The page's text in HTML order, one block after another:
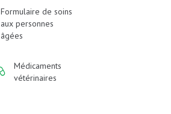
Formulaire de soins
aux personnes
âgées
Médicaments
vétérinaires